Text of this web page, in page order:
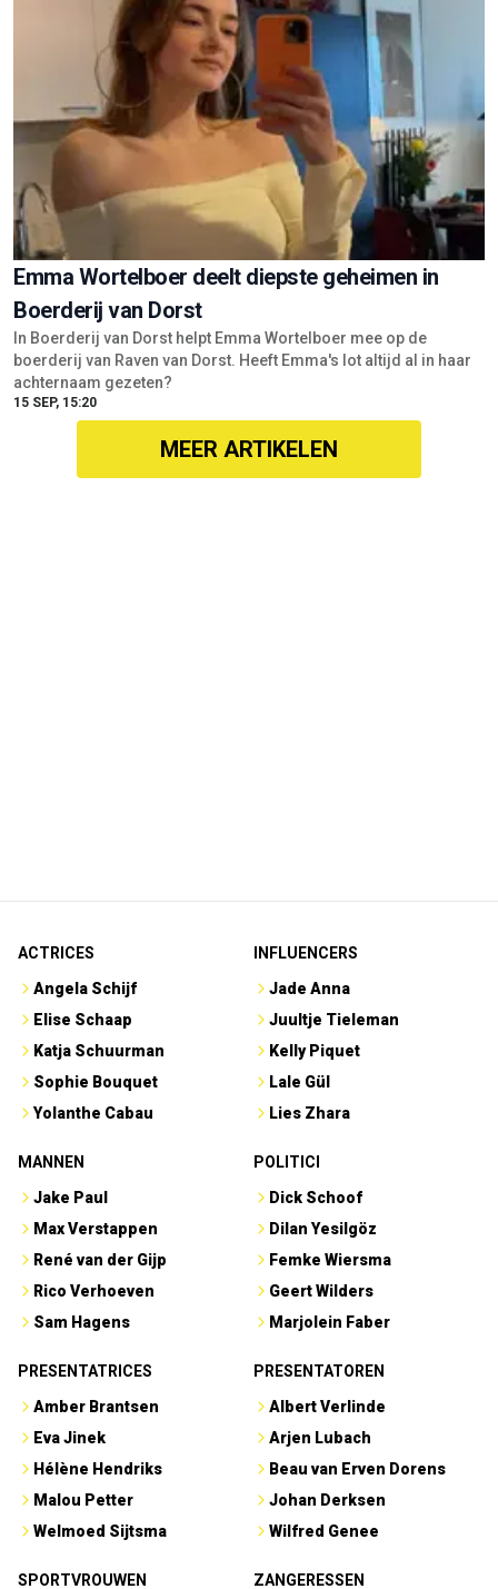
Emma Wortelboer deelt diepste geheimen in
Boerderij van Dorst
In Boerderij van Dorst helpt Emma Wortelboer mee op de
boerderij van Raven van Dorst. Heeft Emma's lot altijd al in haar
achternaam gezeten?
15 SEP, 15:20
MEER ARTIKELEN
ACTRICES
Angela Schijf
Elise Schaap
Katja Schuurman
Sophie Bouquet
Yolanthe Cabau
INFLUENCERS
Jade Anna
Juultje Tieleman
Kelly Piquet
Lale Gül
Lies Zhara
MANNEN
Jake Paul
Max Verstappen
René van der Gijp
Rico Verhoeven
Sam Hagens
POLITICI
Dick Schoof
Dilan Yesilgöz
Femke Wiersma
Geert Wilders
Marjolein Faber
PRESENTATRICES
Amber Brantsen
Eva Jinek
Hélène Hendriks
Malou Petter
Welmoed Sijtsma
PRESENTATOREN
Albert Verlinde
Arjen Lubach
Beau van Erven Dorens
Johan Derksen
Wilfred Genee
SPORTVROUWEN ZANGERESSEN